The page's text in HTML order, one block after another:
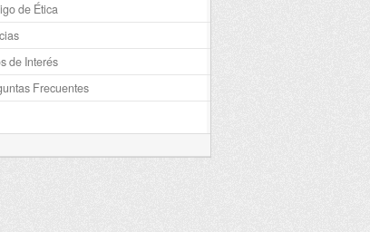
de Ética
de Interés
Frecuentes